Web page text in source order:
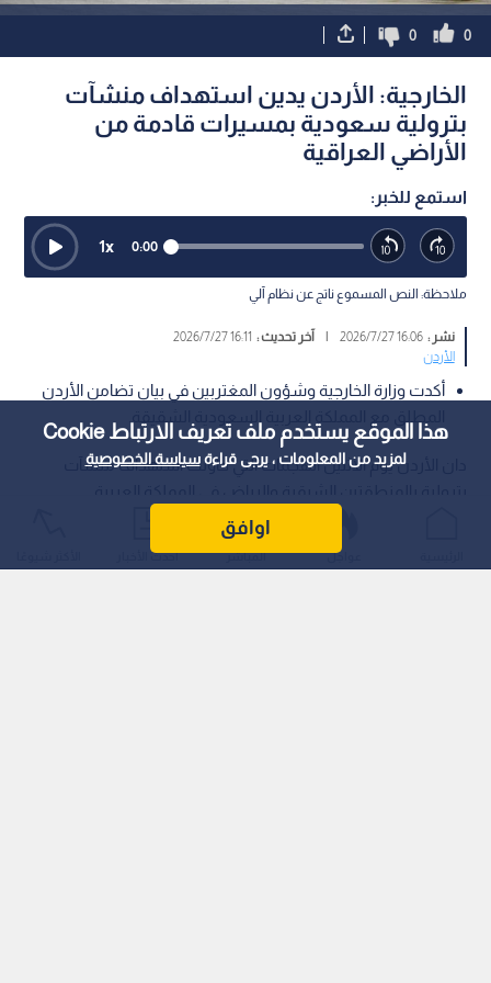
هذا الموقع يستخدم ملف تعريف الارتباط Cookie
لمزيد من المعلومات ، يرجى قراءةسياسة الخصوصية
اوافق
0
0
الخارجية: الأردن يدين استهداف منشآت
بترولية سعودية بمسيرات قادمة من
الأراضي العراقية
استمع للخبر:
0:00
1x
ملاحظة: النص المسموع ناتج عن نظام آلي
نشر :16:06 2026/7/27
| آخر تحديث : 16:11 2026/7/27
الأردن
أكدت وزارة الخارجية وشؤون المغتربين في بيان تضامن الأردن
دان الأردن يوم الاثنين الهجمات التي حاولت استهداف منشآت
السعودية الشقيقة عبر مسيرات قادمة من الأراضي العراقية؛
انتهاكا سافرا لسيادة السعودية الشقيقة، وتهديدا لأمنها
واستقرارها، وخرقا صارخا للقانون الدولي وميثاق الأمم المتحدة.
عواجل المباشر أحدث الأخبار